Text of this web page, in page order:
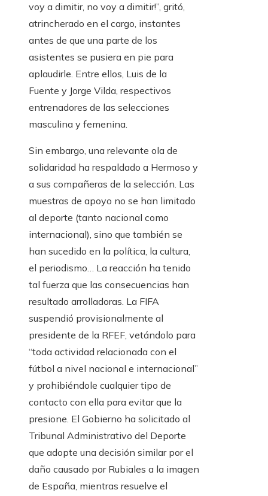
voy a dimitir, no voy a dimitir!”, gritó,
atrincherado en el cargo, instantes
antes de que una parte de los
asistentes se pusiera en pie para
aplaudirle. Entre ellos, Luis de la
Fuente y Jorge Vilda, respectivos
entrenadores de las selecciones
masculina y femenina.
Sin embargo, una relevante ola de
solidaridad ha respaldado a Hermoso y
a sus compañeras de la selección. Las
muestras de apoyo no se han limitado
al deporte (tanto nacional como
internacional), sino que también se
han sucedido en la política, la cultura,
el periodismo… La reacción ha tenido
tal fuerza que las consecuencias han
resultado arrolladoras. La FIFA
suspendió provisionalmente al
presidente de la RFEF, vetándolo para
“toda actividad relacionada con el
fútbol a nivel nacional e internacional”
y prohibiéndole cualquier tipo de
contacto con ella para evitar que la
presione. El Gobierno ha solicitado al
Tribunal Administrativo del Deporte
que adopte una decisión similar por el
daño causado por Rubiales a la imagen
de España, mientras resuelve el